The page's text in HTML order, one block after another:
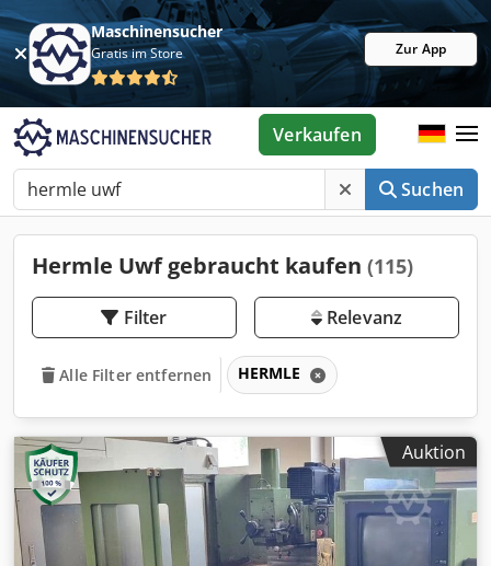
Maschinensucher
Gratis im Store Zur App
Suchen
Verkaufen
Hermle Uwf gebraucht kaufen (115)
Filter Relevanz
Alle Filter entfernen HERMLE
Auktion